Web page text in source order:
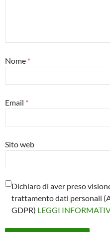
Nome *
Email *
Sito web
Dichiaro di aver preso
trattamento dati personali
GDPR) LEGGI